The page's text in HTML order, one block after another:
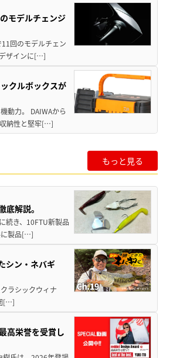
モデルチェンジ
回のモデルチェン
ザインに[…]
クルボックスが
動力。 DAIWAから
納性と堅牢[…]
もっと見る
解説。
続き、10FTU新製品
に製品[…]
シン・ネバギ
ラシックウィナ
[…]
高栄誉を受賞し